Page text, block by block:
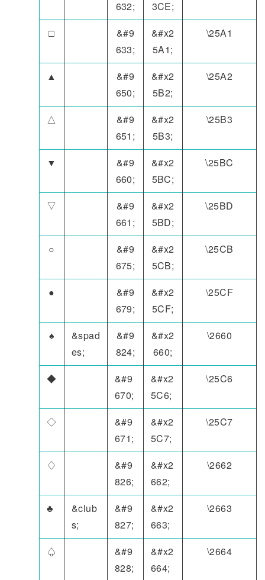
632;
3CE;
□
&#9
633;
&#x2
5A1;
\25A1
▲
&#9
650;
&#x2
5B2;
\25A2
△
&#9
651;
&#x2
5B3;
\25B3
▼
&#9
660;
&#x2
5BC;
\25BC
▽
&#9
661;
&#x2
5BD;
\25BD
○
&#9
675;
&#x2
5CB;
\25CB
●
&#9
679;
&#x2
5CF;
\25CF
♠
&spad
es;
&#9
824;
&#x2
660;
\2660
◆
&#9
670;
&#x2
5C6;
\25C6
◇
&#9
671;
&#x2
5C7;
\25C7
♢
&#9
826;
&#x2
662;
\2662
♣
&club
s;
&#9
827;
&#x2
663;
\2663
♤
&#9
828;
&#x2
664;
\2664